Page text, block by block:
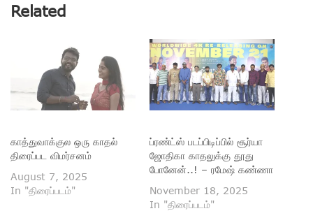
Related
காத்துவாக்குல ஒரு காதல்
திரைப்பட விமர்சனம்
August 7, 2025
In "திரைப்படம்"
ப்ரண்ட்ஸ் படப்பிடிப்பில் சூர்யா
ஜோதிகா காதலுக்கு தூது
போனேன்..! – ரமேஷ் கண்ணா
November 18, 2025
In "திரைப்படம்"